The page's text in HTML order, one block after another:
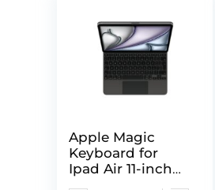
Apple Magic
Keyboard for
Ipad Air 11-inch
(M3) –